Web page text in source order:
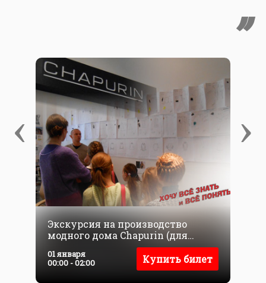
‹ ›
Экскурсия на производство
модного дома Chapurin (для
01 января
00:00 - 02:00
Купить билет